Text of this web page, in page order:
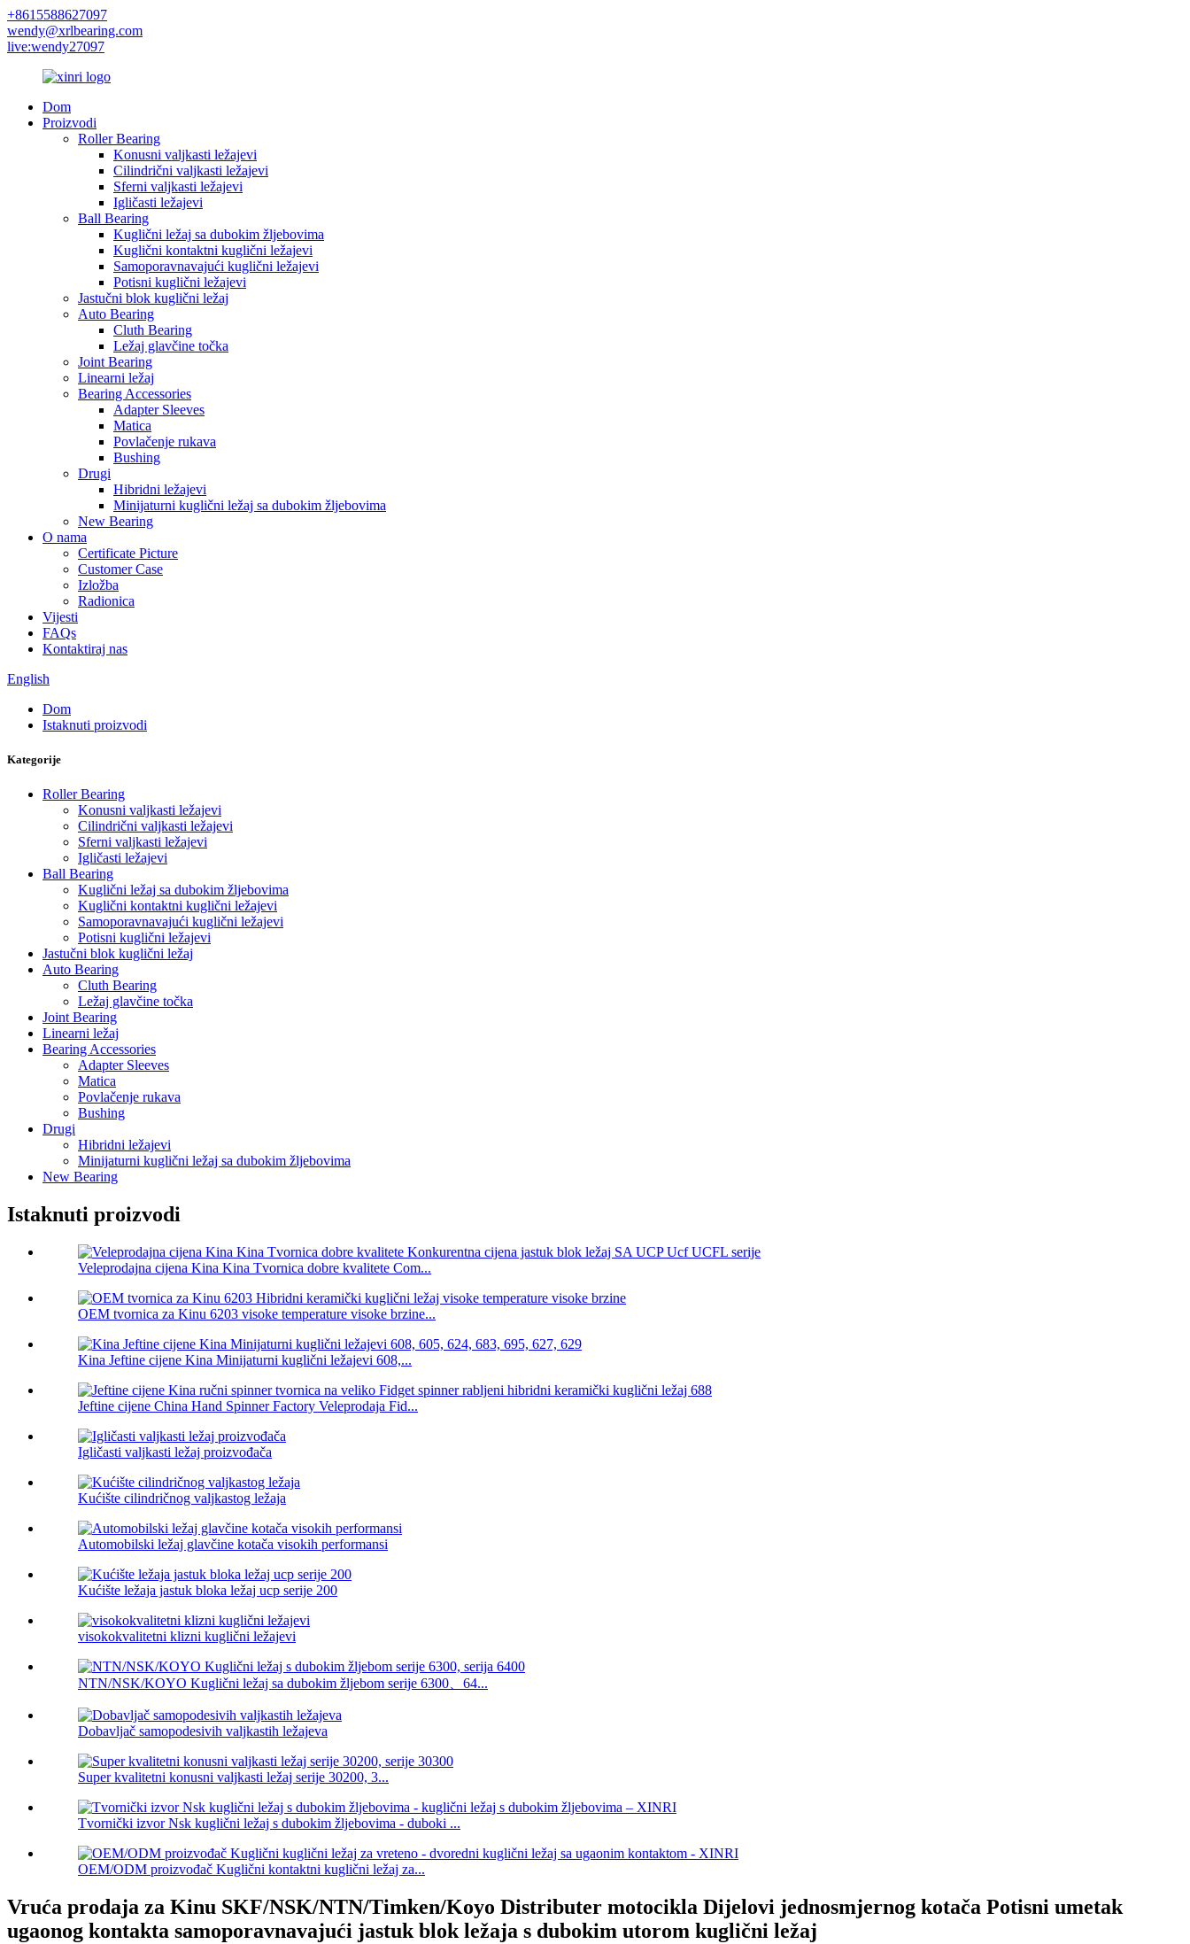
+8615588627097
wendy@xrlbearing.com
live:wendy27097
Dom
Proizvodi
Roller Bearing
Konusni valjkasti ležajevi
Cilindrični valjkasti ležajevi
Sferni valjkasti ležajevi
Igličasti ležajevi
Ball Bearing
Kuglični ležaj sa dubokim žljebovima
Kuglični kontaktni kuglični ležajevi
Samoporavnavajući kuglični ležajevi
Potisni kuglični ležajevi
Jastučni blok kuglični ležaj
Auto Bearing
Cluth Bearing
Ležaj glavčine točka
Joint Bearing
Linearni ležaj
Bearing Accessories
Adapter Sleeves
Matica
Povlačenje rukava
Bushing
Drugi
Hibridni ležajevi
Minijaturni kuglični ležaj sa dubokim žljebovima
New Bearing
O nama
Certificate Picture
Customer Case
Izložba
Radionica
Vijesti
FAQs
Kontaktiraj nas
English
Dom
Istaknuti proizvodi
Kategorije
Roller Bearing
Konusni valjkasti ležajevi
Cilindrični valjkasti ležajevi
Sferni valjkasti ležajevi
Igličasti ležajevi
Ball Bearing
Kuglični ležaj sa dubokim žljebovima
Kuglični kontaktni kuglični ležajevi
Samoporavnavajući kuglični ležajevi
Potisni kuglični ležajevi
Jastučni blok kuglični ležaj
Auto Bearing
Cluth Bearing
Ležaj glavčine točka
Joint Bearing
Linearni ležaj
Bearing Accessories
Adapter Sleeves
Matica
Povlačenje rukava
Bushing
Drugi
Hibridni ležajevi
Minijaturni kuglični ležaj sa dubokim žljebovima
New Bearing
Istaknuti proizvodi
Veleprodajna cijena Kina Kina Tvornica dobre kvalitete Com...
OEM tvornica za Kinu 6203 visoke temperature visoke brzine...
Kina Jeftine cijene Kina Minijaturni kuglični ležajevi 608,...
Jeftine cijene China Hand Spinner Factory Veleprodaja Fid...
Igličasti valjkasti ležaj proizvođača
Kućište cilindričnog valjkastog ležaja
Automobilski ležaj glavčine kotača visokih performansi
Kućište ležaja jastuk bloka ležaj ucp serije 200
visokokvalitetni klizni kuglični ležajevi
NTN/NSK/KOYO Kuglični ležaj sa dubokim žljebom serije 6300、64...
Dobavljač samopodesivih valjkastih ležajeva
Super kvalitetni konusni valjkasti ležaj serije 30200, 3...
Tvornički izvor Nsk kuglični ležaj s dubokim žljebovima - duboki ...
OEM/ODM proizvođač Kuglični kontaktni kuglični ležaj za...
Vruća prodaja za Kinu SKF/NSK/NTN/Timken/Koyo Distributer motocikla Dijelovi jednosmjernog kotača Potisni umetak
ugaonog kontakta samoporavnavajući jastuk blok ležaja s dubokim utorom kuglični ležaj